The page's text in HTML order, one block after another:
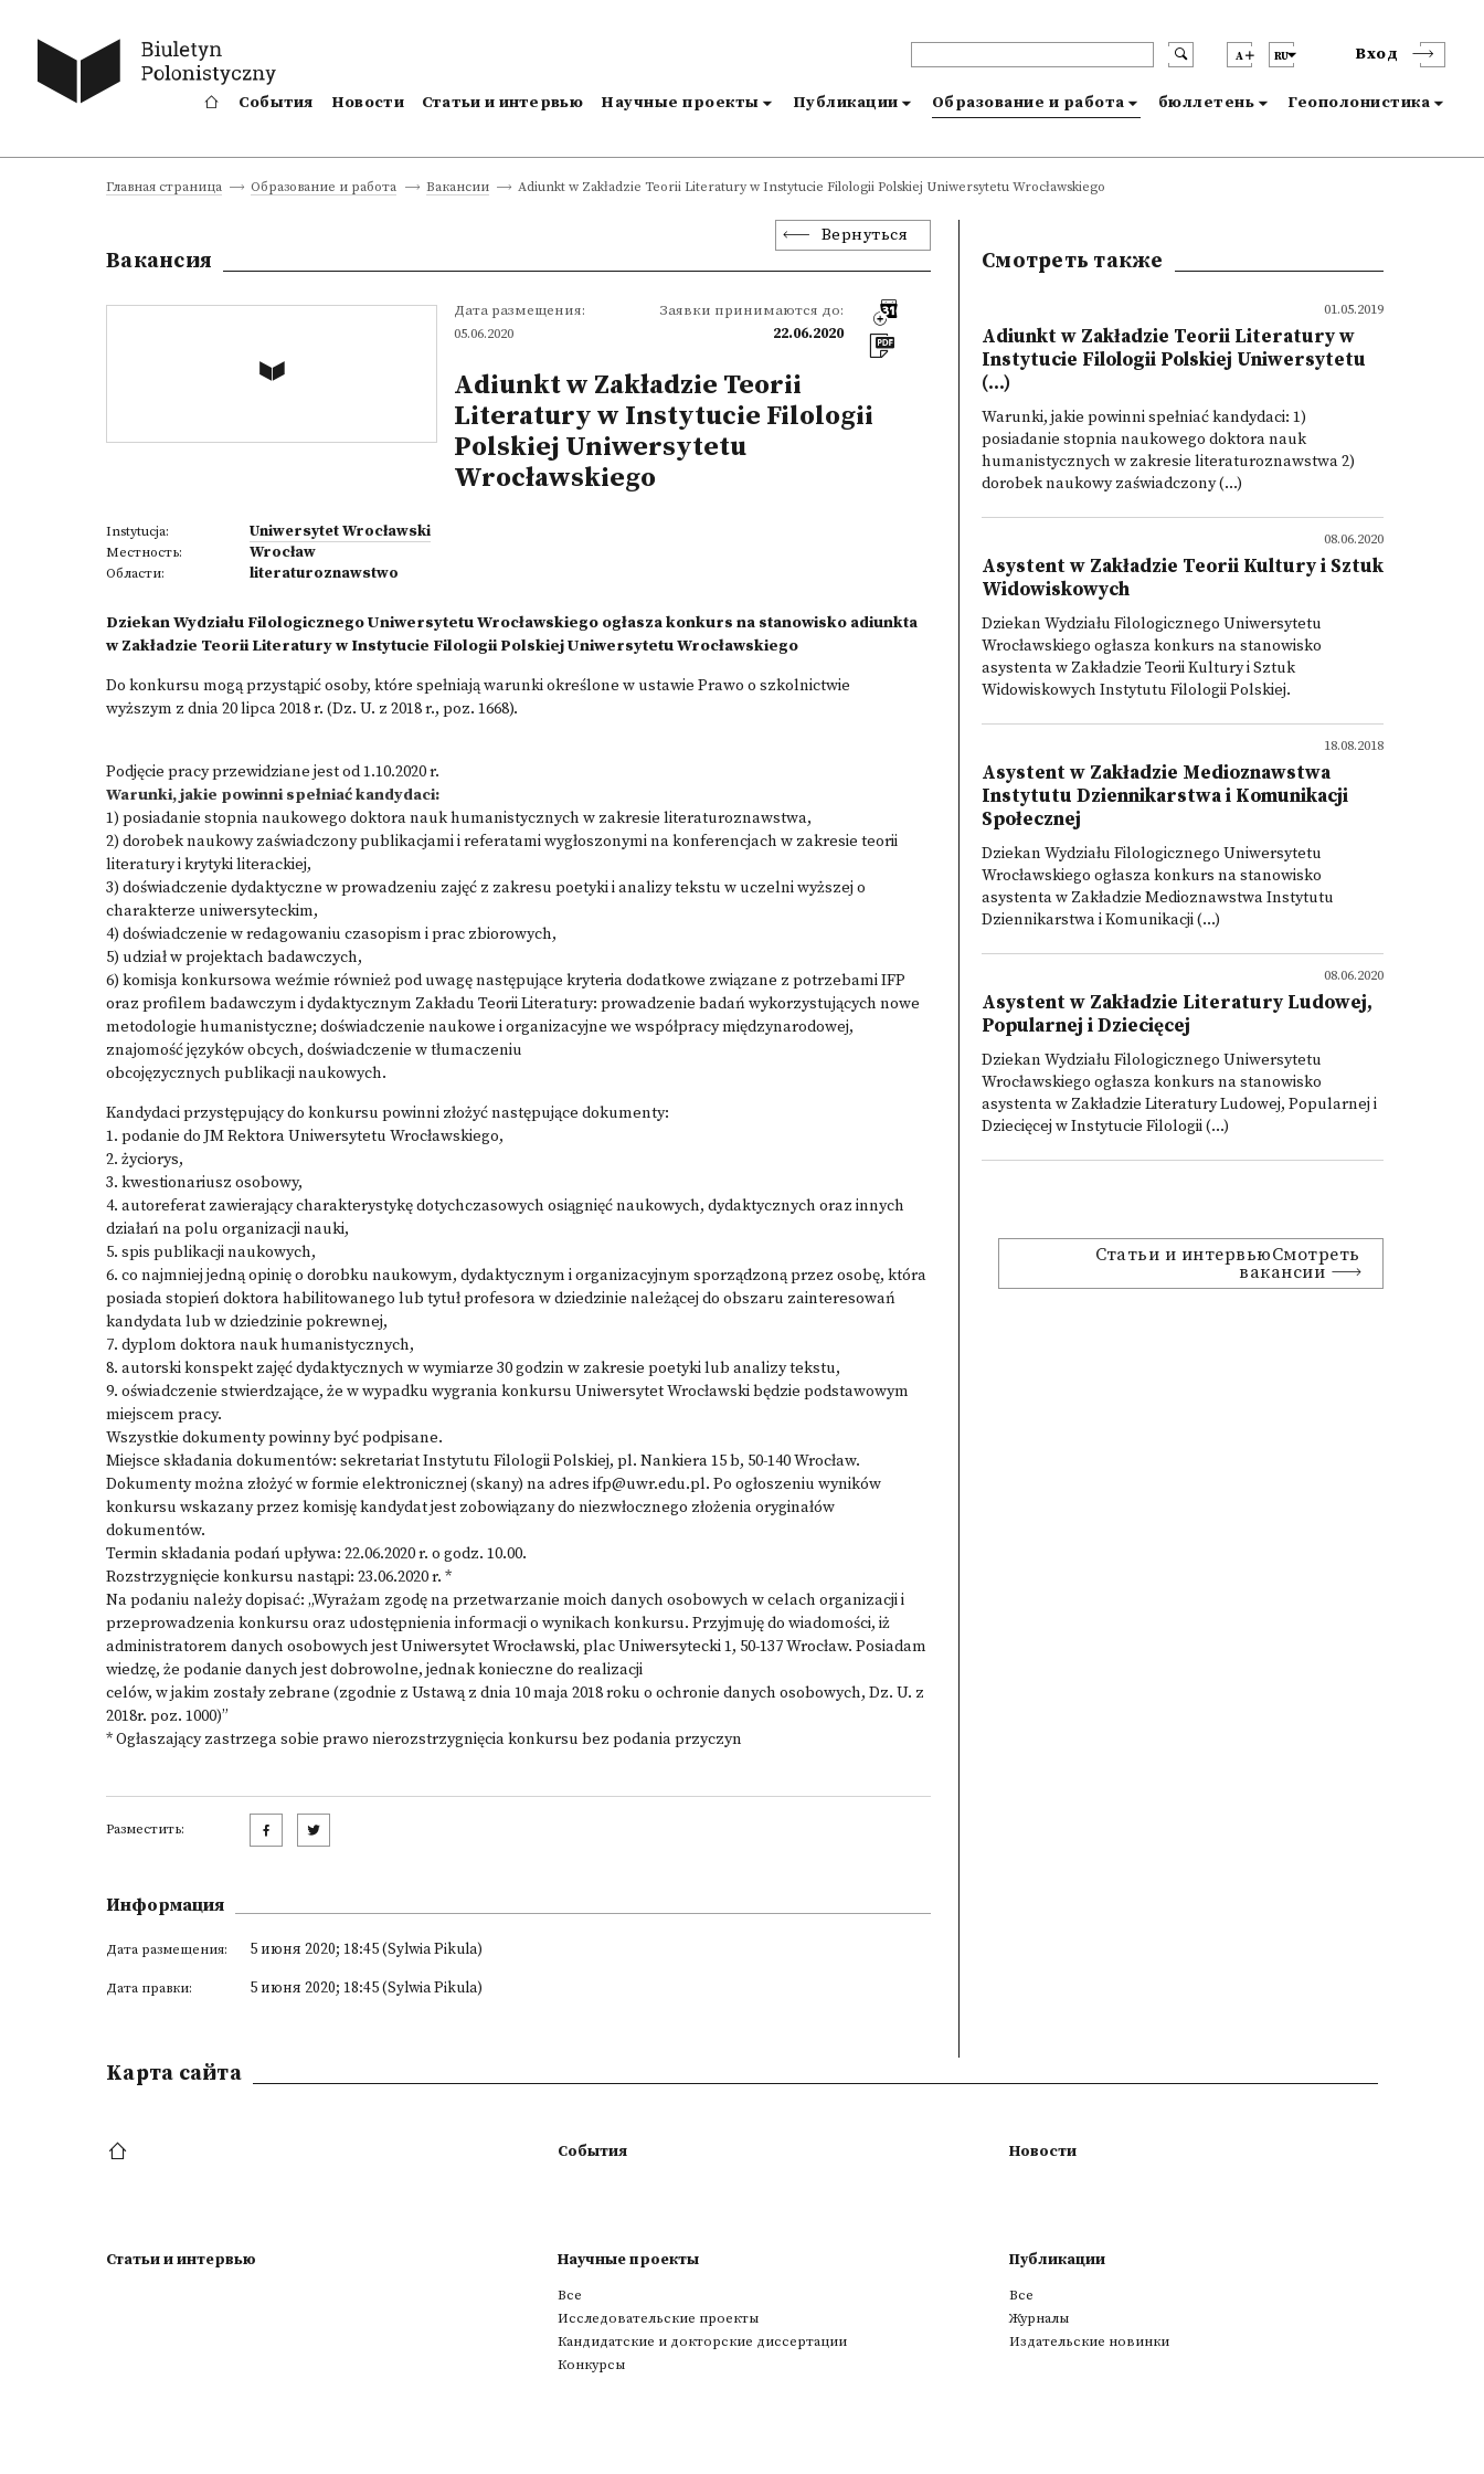
A RU Вход
События Новости Статьи и интервью Научные проекты Публикации Образование и работа бюллетень Геополонистика
Главная страница Образование и работа Вакансии Adiunkt w Zakładzie Teorii Literatury w Instytucie Filologii Polskiej Uniwersytetu Wrocławskiego
Вернуться
Вакансия
Дата размещения:
05.06.2020
Заявки принимаются до:
22.06.2020
Adiunkt w Zakładzie Teorii
Literatury w Instytucie Filologii
Polskiej Uniwersytetu
Wrocławskiego
Instytucja: Uniwersytet Wrocławski
Местность: Wrocław
Области: literaturoznawstwo
Dziekan Wydziału Filologicznego Uniwersytetu Wrocławskiego ogłasza konkurs na stanowisko adiunkta
w Zakładzie Teorii Literatury w Instytucie Filologii Polskiej Uniwersytetu Wrocławskiego
Do konkursu mogą przystąpić osoby, które spełniają warunki określone w ustawie Prawo o szkolnictwie
wyższym z dnia 20 lipca 2018 r. (Dz. U. z 2018 r., poz. 1668).
Podjęcie pracy przewidziane jest od 1.10.2020 r.
Warunki, jakie powinni spełniać kandydaci:
1) posiadanie stopnia naukowego doktora nauk humanistycznych w zakresie literaturoznawstwa,
2) dorobek naukowy zaświadczony publikacjami i referatami wygłoszonymi na konferencjach w zakresie teorii
literatury i krytyki literackiej,
3) doświadczenie dydaktyczne w prowadzeniu zajęć z zakresu poetyki i analizy tekstu w uczelni wyższej o
charakterze uniwersyteckim,
4) doświadczenie w redagowaniu czasopism i prac zbiorowych,
5) udział w projektach badawczych,
6) komisja konkursowa weźmie również pod uwagę następujące kryteria dodatkowe związane z potrzebami IFP
oraz profilem badawczym i dydaktycznym Zakładu Teorii Literatury: prowadzenie badań wykorzystujących nowe
metodologie humanistyczne; doświadczenie naukowe i organizacyjne we współpracy międzynarodowej,
znajomość języków obcych, doświadczenie w tłumaczeniu
obcojęzycznych publikacji naukowych.
Kandydaci przystępujący do konkursu powinni złożyć następujące dokumenty:
1. podanie do JM Rektora Uniwersytetu Wrocławskiego,
2. życiorys,
3. kwestionariusz osobowy,
4. autoreferat zawierający charakterystykę dotychczasowych osiągnięć naukowych, dydaktycznych oraz innych
działań na polu organizacji nauki,
5. spis publikacji naukowych,
6. co najmniej jedną opinię o dorobku naukowym, dydaktycznym i organizacyjnym sporządzoną przez osobę, która
posiada stopień doktora habilitowanego lub tytuł profesora w dziedzinie należącej do obszaru zainteresowań
kandydata lub w dziedzinie pokrewnej,
7. dyplom doktora nauk humanistycznych,
8. autorski konspekt zajęć dydaktycznych w wymiarze 30 godzin w zakresie poetyki lub analizy tekstu,
9. oświadczenie stwierdzające, że w wypadku wygrania konkursu Uniwersytet Wrocławski będzie podstawowym
miejscem pracy.
Wszystkie dokumenty powinny być podpisane.
Miejsce składania dokumentów: sekretariat Instytutu Filologii Polskiej, pl. Nankiera 15 b, 50-140 Wrocław.
Dokumenty można złożyć w formie elektronicznej (skany) na adres ifp@uwr.edu.pl. Po ogłoszeniu wyników
konkursu wskazany przez komisję kandydat jest zobowiązany do niezwłocznego złożenia oryginałów
dokumentów.
Termin składania podań upływa: 22.06.2020 r. o godz. 10.00.
Rozstrzygnięcie konkursu nastąpi: 23.06.2020 r. *
Na podaniu należy dopisać: „Wyrażam zgodę na przetwarzanie moich danych osobowych w celach organizacji i
przeprowadzenia konkursu oraz udostępnienia informacji o wynikach konkursu. Przyjmuję do wiadomości, iż
administratorem danych osobowych jest Uniwersytet Wrocławski, plac Uniwersytecki 1, 50-137 Wrocław. Posiadam
wiedzę, że podanie danych jest dobrowolne, jednak konieczne do realizacji
celów, w jakim zostały zebrane (zgodnie z Ustawą z dnia 10 maja 2018 roku o ochronie danych osobowych, Dz. U. z
2018r. poz. 1000)”
* Ogłaszający zastrzega sobie prawo nierozstrzygnięcia konkursu bez podania przyczyn
Разместить:
Информация
Дата размещения: 5 июня 2020; 18:45 (Sylwia Pikula)
Дата правки: 5 июня 2020; 18:45 (Sylwia Pikula)
Смотреть также
01.05.2019
Adiunkt w Zakładzie Teorii Literatury w
Instytucie Filologii Polskiej Uniwersytetu
(...)
Warunki, jakie powinni spełniać kandydaci: 1)
posiadanie stopnia naukowego doktora nauk
humanistycznych w zakresie literaturoznawstwa 2)
dorobek naukowy zaświadczony (...)
08.06.2020
Asystent w Zakładzie Teorii Kultury i Sztuk
Widowiskowych
Dziekan Wydziału Filologicznego Uniwersytetu
Wrocławskiego ogłasza konkurs na stanowisko
asystenta w Zakładzie Teorii Kultury i Sztuk
Widowiskowych Instytutu Filologii Polskiej.
18.08.2018
Asystent w Zakładzie Medioznawstwa
Instytutu Dziennikarstwa i Komunikacji
Społecznej
Dziekan Wydziału Filologicznego Uniwersytetu
Wrocławskiego ogłasza konkurs na stanowisko
asystenta w Zakładzie Medioznawstwa Instytutu
Dziennikarstwa i Komunikacji (...)
08.06.2020
Asystent w Zakładzie Literatury Ludowej,
Popularnej i Dziecięcej
Dziekan Wydziału Filologicznego Uniwersytetu
Wrocławskiego ogłasza konkurs na stanowisko
asystenta w Zakładzie Literatury Ludowej, Popularnej i
Dziecięcej w Instytucie Filologii (...)
Статьи и интервьюСмотреть
вакансии
Kарта сайта
События Новости
Статьи и интервью Научные проекты
Все
Исследовательские проекты
Кандидатские и докторские диссертации
Конкурсы
Публикации
Все
Журналы
Издательские новинки